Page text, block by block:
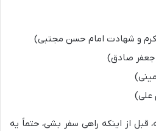
قبل از اینکه راهی سفر بشی، حتماً یه